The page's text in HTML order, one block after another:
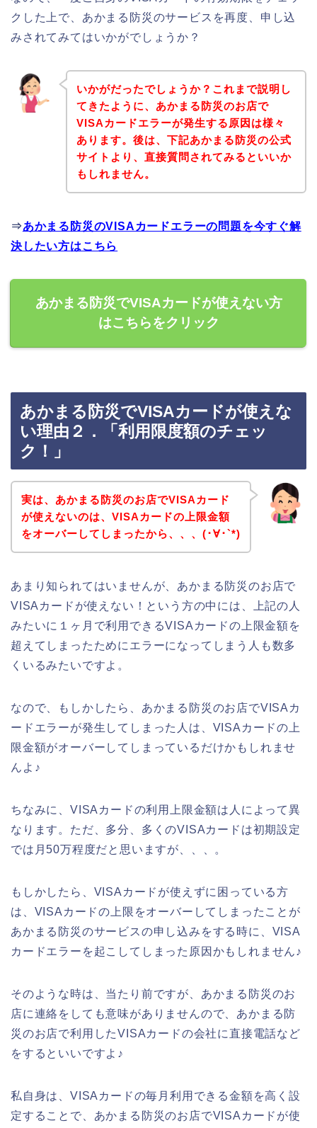
クした上で、あかまる防災のサービスを再度、申し込
みされてみてはいかがでしょうか？
いかがだったでしょうか？これまで説明し
てきたように、あかまる防災のお店で
VISAカードエラーが発生する原因は様々
あります。後は、下記あかまる防災の公式
サイトより、直接質問されてみるといいか
もしれません。
⇒あかまる防災のVISAカードエラーの問題を今すぐ解
決したい方はこちら
あかまる防災でVISAカードが使えない方
はこちらをクリック
あかまる防災でVISAカードが使えな
い理由２．「利用限度額のチェッ
ク！」
実は、あかまる防災のお店でVISAカード
が使えないのは、VISAカードの上限金額
をオーバーしてしまったから、、、(･∀･`*)
あまり知られてはいませんが、あかまる防災のお店で
VISAカードが使えない！という方の中には、上記の人
みたいに１ヶ月で利用できるVISAカードの上限金額を
超えてしまったためにエラーになってしまう人も数多
くいるみたいですよ。
なので、もしかしたら、あかまる防災のお店でVISAカ
ードエラーが発生してしまった人は、VISAカードの上
限金額がオーバーしてしまっているだけかもしれませ
んよ♪
ちなみに、VISAカードの利用上限金額は人によって異
なります。ただ、多分、多くのVISAカードは初期設定
では月50万程度だと思いますが、、、。
もしかしたら、VISAカードが使えずに困っている方
は、VISAカードの上限をオーバーしてしまったことが
あかまる防災のサービスの申し込みをする時に、VISA
カードエラーを起こしてしまった原因かもしれません♪
そのような時は、当たり前ですが、あかまる防災のお
店に連絡をしても意味がありませんので、あかまる防
災のお店で利用したVISAカードの会社に直接電話など
をするといいですよ♪
私自身は、VISAカードの毎月利用できる金額を高く設
定することで、あかまる防災のお店でVISAカードが使